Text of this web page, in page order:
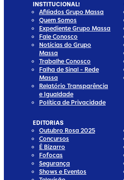
INSTITUCIONAL!
Afiliados Grupo Massa
Quem Somos
Expediente Grupo Massa
Fale Conosco
Notícias do Grupo
Massa
Trabalhe Conosco
Falha de Sinal - Rede
Massa
Relatório Transparência
e Igualdade
Política de Privacidade
EDITORIAS
Outubro Rosa 2025
Concursos
É Bizarro
Fofocas
Segurança
Shows e Eventos